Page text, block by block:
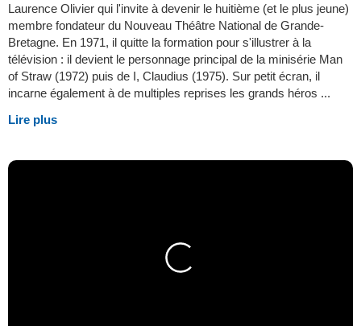
Laurence Olivier qui l'invite à devenir le huitième (et le plus jeune)
membre fondateur du Nouveau Théâtre National de Grande-
Bretagne. En 1971, il quitte la formation pour s'illustrer à la
télévision : il devient le personnage principal de la minisérie Man
of Straw (1972) puis de I, Claudius (1975). Sur petit écran, il
incarne également à de multiples reprises les grands héros ...
Lire plus